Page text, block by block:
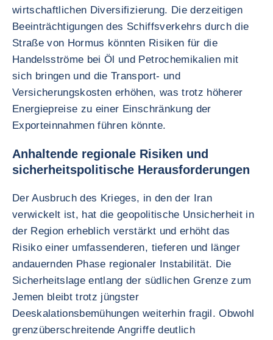
wirtschaftlichen Diversifizierung. Die derzeitigen
Beeinträchtigungen des Schiffsverkehrs durch die
Straße von Hormus könnten Risiken für die
Handelsströme bei Öl und Petrochemikalien mit
sich bringen und die Transport- und
Versicherungskosten erhöhen, was trotz höherer
Energiepreise zu einer Einschränkung der
Exporteinnahmen führen könnte.
Anhaltende regionale Risiken und
sicherheitspolitische Herausforderungen
Der Ausbruch des Krieges, in den der Iran
verwickelt ist, hat die geopolitische Unsicherheit in
der Region erheblich verstärkt und erhöht das
Risiko einer umfassenderen, tieferen und länger
andauernden Phase regionaler Instabilität. Die
Sicherheitslage entlang der südlichen Grenze zum
Jemen bleibt trotz jüngster
Deeskalationsbemühungen weiterhin fragil. Obwohl
grenzüberschreitende Angriffe deutlich